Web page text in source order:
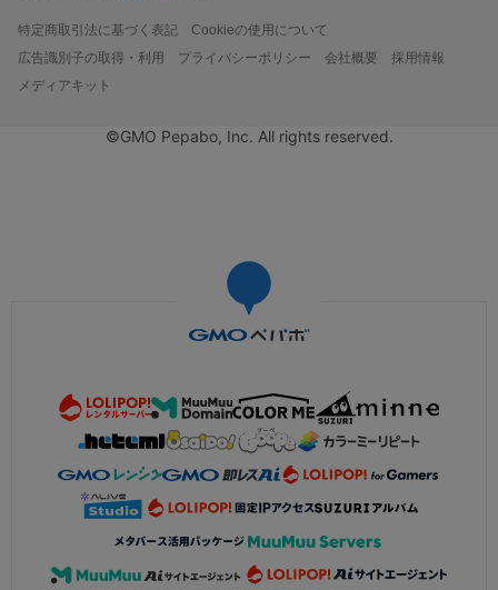
特定商取引法に基づく表記
Cookieの使用について
広告識別子の取得・利用
プライバシーポリシー 会社概要
採用情報
メディアキット
©GMO Pepabo, Inc. All rights reserved.